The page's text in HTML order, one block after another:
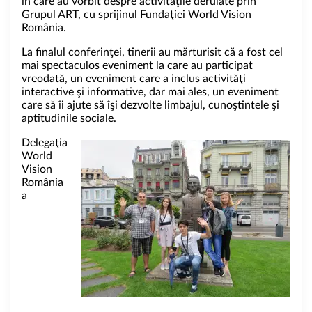
Grupul ART, cu sprijinul Fundaţiei World Vision
România.
La finalul conferinţei, tinerii au mărturisit că a fost cel
mai spectaculos eveniment la care au participat
vreodată, un eveniment care a inclus activităţi
interactive şi informative, dar mai ales, un eveniment
care să îi ajute să îşi dezvolte limbajul, cunoştintele şi
aptitudinile sociale.
Delegaţia
World
Vision
România
a